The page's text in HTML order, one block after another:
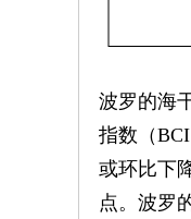
波罗的海
指数（
或环比下
点。波罗